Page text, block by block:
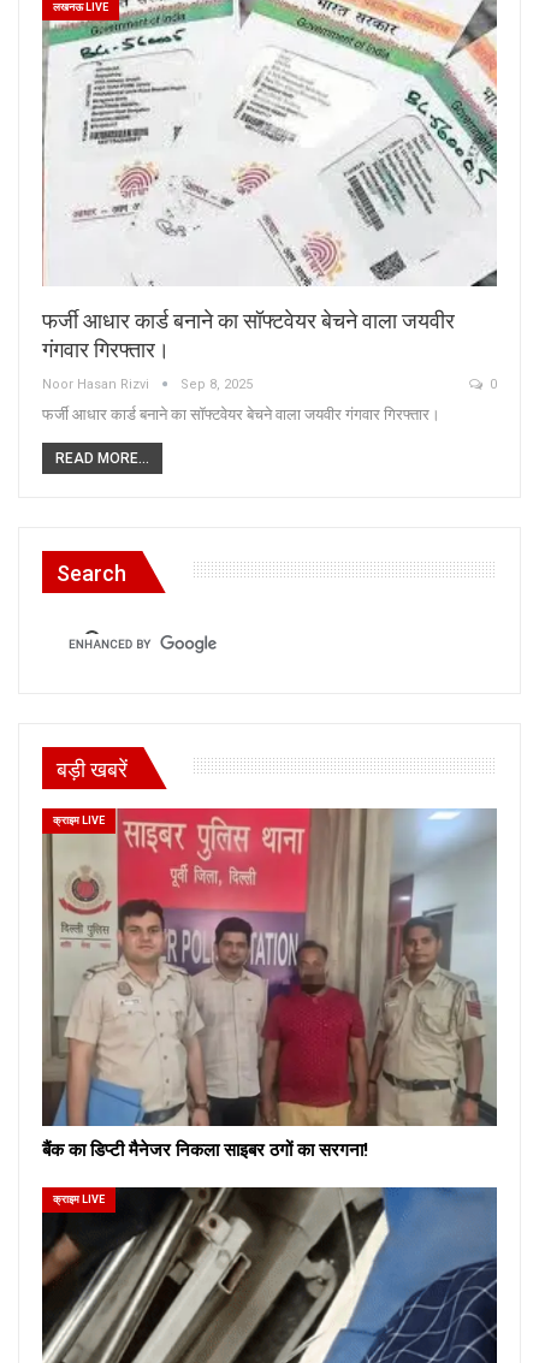
लखनऊ LIVE
फर्जी आधार कार्ड बनाने का सॉफ्टवेयर बेचने वाला जयवीर
गंगवार गिरफ्तार।
Noor Hasan Rizvi Sep 8, 2025 0
फर्जी आधार कार्ड बनाने का सॉफ्टवेयर बेचने वाला जयवीर गंगवार गिरफ्तार।
READ MORE...
Search
बड़ी खबरें
क्राइम LIVE
बैंक का डिप्टी मैनेजर निकला साइबर ठगों का सरगना!
क्राइम LIVE